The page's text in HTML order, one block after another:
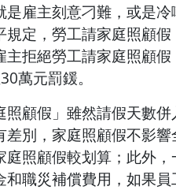
是雇主刻意刁難，或是
規定，勞工請家庭照顧
主拒絕勞工請家庭照顧
萬元罰鍰。
照顧假」雖然請假天數
差別，家庭照顧假不影
庭照顧假較划算；此外，
和職災補償費用，如果